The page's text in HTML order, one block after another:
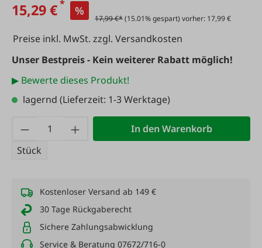
15,29 €* %
17,99 €*(15.01% gespart) vorher: 17,99 €
Preise inkl. MwSt. zzgl. Versandkosten
Unser Bestpreis - Kein weiterer Rabatt möglich!
▶ Bewerte dieses Produkt!
lagernd (Lieferzeit: 1-3 Werktage)
Produkt Anzahl: Gib den gewünschten
Stück
In den Warenkorb
Kostenloser Versand ab 149 €
30 Tage Rückgaberecht
Sichere Zahlungsabwicklung
Service & Beratung 07672/716-0